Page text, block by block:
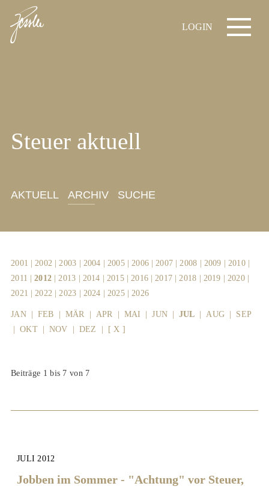
LOGIN
Steuer aktuell
AKTUELL ARCHIV SUCHE
2001 |2002 |2003 2004 2005| 2006 |2007 |2008 2009 2010|
2011 |2012 |2013 2014 2015| 2016 |2017 |2018 2019 2020|
2021 |2022 |2023 2024 2025| 2026
JAN| FEB MÄR APR MAI |JUN |JUL |AUG
SEP
OKT| NOV DEZ [ X ]
Beiträge 1 bis 7 von 7
JULI 2012
Jobben im Sommer - "Achtung" vor Steuer,